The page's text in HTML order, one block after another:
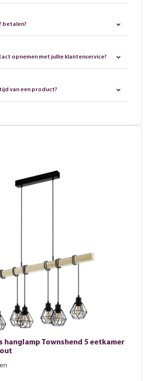
betalen?
opnemen met jullie klantenservice?
van een product?
hanglamp Townshend 5 eetkamer